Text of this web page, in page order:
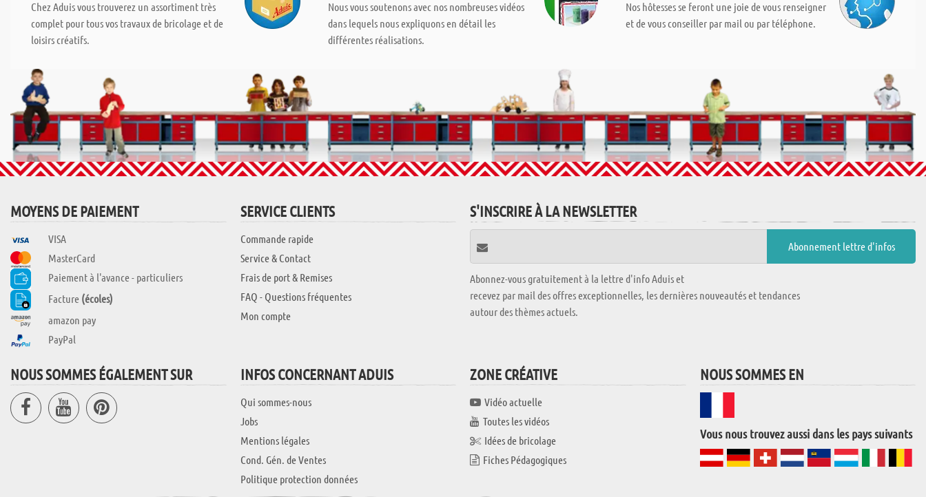
Chez Aduis vous trouverez un assortiment très
complet pour tous vos travaux de bricolage et de
loisirs créatifs.
Nous vous soutenons avec nos nombreuses vidéos
dans lequels nous expliquons en détail les
différentes réalisations.
Nos hôtesses se feront une joie de vous renseigner
et de vous conseiller par mail ou par téléphone.
MOYENS DE PAIEMENT
VISA
MasterCard
Paiement à l'avance - particuliers
Facture (écoles)
amazon pay
PayPal
SERVICE CLIENTS
Commande rapide
Service & Contact
Frais de port & Remises
FAQ - Questions fréquentes
Mon compte
S'INSCRIRE À LA NEWSLETTER
Abonnez-vous gratuitement à la lettre d'info Aduis et
recevez par mail des offres exceptionnelles, les dernières nouveautés et tendances
autour des thèmes actuels.
NOUS SOMMES ÉGALEMENT SUR INFOS CONCERNANT ADUIS
Qui sommes-nous
Jobs
Mentions légales
Cond. Gén. de Ventes
Politique protection données
ZONE CRÉATIVE
Vidéo actuelle
Toutes les vidéos
Idées de bricolage
Fiches Pédagogiques
NOUS SOMMES EN
Vous nous trouvez aussi dans les pays suivants